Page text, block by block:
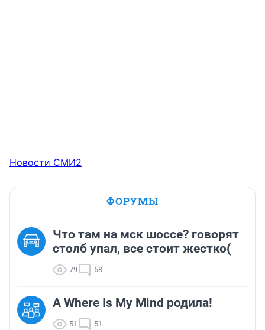
Новости СМИ2
ФОРУМЫ
Что там на мск шоссе? говорят
столб упал, все стоит жестко(
79 68
А Where Is My Mind родила!
51 51